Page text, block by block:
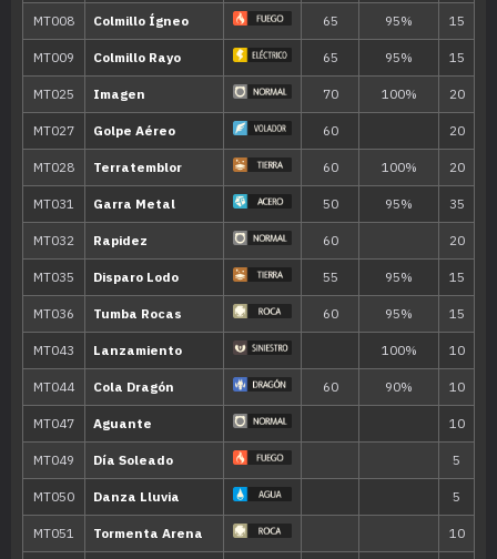
Nivel Movimiento Tipo Poder
Evo Triturar 80
--- Bucle Arena 35
--- Dragoaliento 60
--- Placaje 40
--- Ataque Arena
18 Terratemblor 60
27 Mordisco 60
34 Cuchillada 70
42 Garra Dragón 80